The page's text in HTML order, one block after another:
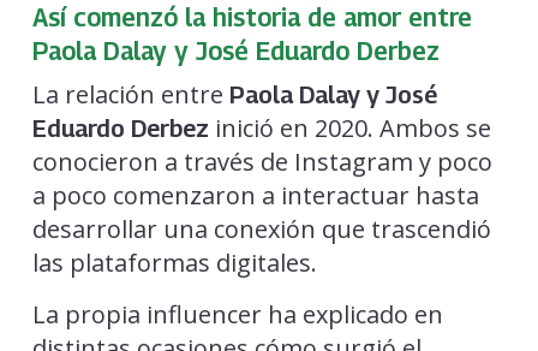
Así comenzó la historia de amor entre
Paola Dalay y José Eduardo Derbez
La relación entre Paola Dalay y José
Eduardo Derbez inició en 2020. Ambos se
conocieron a través de Instagram y poco
a poco comenzaron a interactuar hasta
desarrollar una conexión que trascendió
las plataformas digitales.
La propia influencer ha explicado en